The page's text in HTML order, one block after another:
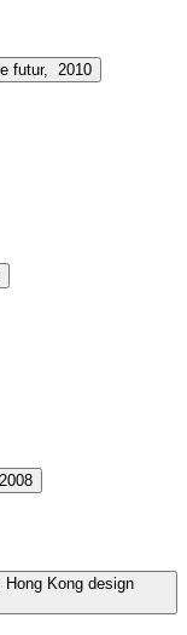
futur, 2010
2008
Kong design